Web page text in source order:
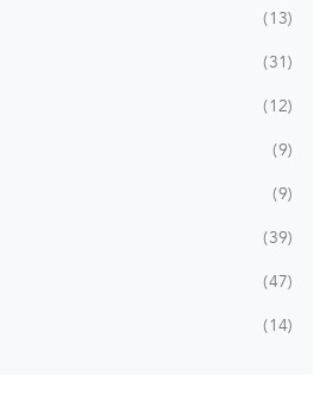
13
31
12
9
9
39
47
14